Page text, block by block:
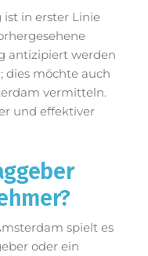
ist in erster Linie
antizipiert werden
dies möchte auch
vermitteln.
und effektiver
spielt es
oder ein